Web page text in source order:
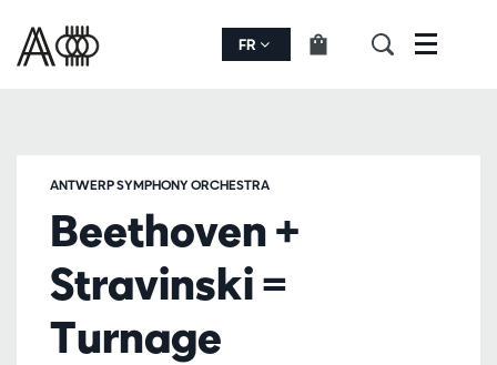
FR Menu
Beethoven +
Stravinski =
Turnage
ANTWERP SYMPHONY ORCHESTRA